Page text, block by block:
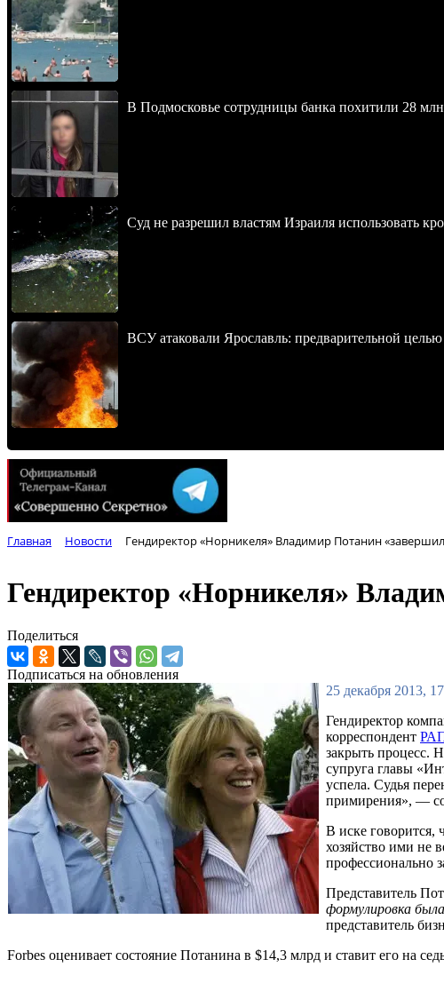
В Подмосковье сотрудницы банка похитили 28
Суд не разрешил властям Израиля использовать
ВСУ атаковали Ярославль: предварительной
Главная Новости Гендиректор «Норникеля» Владимир Потанин
Гендиректор «Норникеля»
Поделиться
Подписаться на обновления
25 декабря 2013,
Гендиректор
корреспондент
закрыть процесс.
супруга главы
успела. Судья
примирения», —
В иске
хозяйство ими не
профессионально
Представитель
формулировка
представитель
Forbes оценивает состояние Потанина в $14,3 млрд и ставит его на